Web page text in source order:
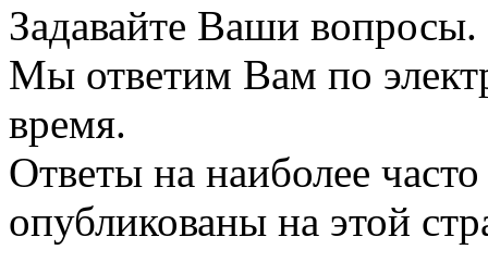
Задавайте Ваши вопросы.
Мы ответим Вам по
время.
Ответы на наиболее
опубликованы на этой